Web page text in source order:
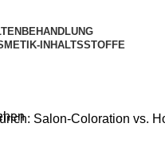
INHALTSSTOFFE
Salon-Coloration vs.